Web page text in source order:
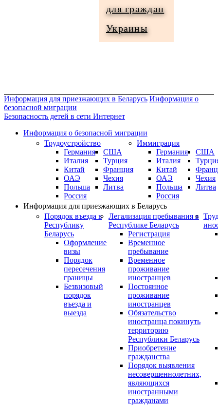
для граждан
Украины
Информация для приезжающих в Беларусь Информация о
безопасной миграции
Безопасность детей в сети Интернет
Информация о безопасной миграции
Трудоустройство
Германия
Италия
Китай
ОАЭ
Польша
Россия
США
Турция
Франция
Чехия
Литва
Иммиграция
Германия
Италия
Китай
ОАЭ
Польша
Россия
США
Чехия
Литва
Информация для приезжающих в Беларусь
Порядок въезда в
Республику
Беларусь
Оформление
визы
Порядок
пересечения
границы
Безвизовый
порядок
въезда и
выезда
Легализация пребывания в
Республике Беларусь
Регистрация
Временное
пребывание
Временное
проживание
иностранцев
Постоянное
проживание
иностранцев
Обязательство
иностранца покинуть
территорию
Республики Беларусь
Приобретение
гражданства
Порядок выявления
несовершеннолетних,
являющихся
иностранными
гражданами